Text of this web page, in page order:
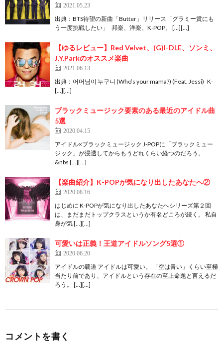
2021.05.23
出典：BTS待望の新曲「Butter」リリース「グラミー賞にも
う一度挑戦したい」 邦楽、洋楽、K-POP、 […][…]
【ゆるレビュー】Red Velvet、(G)I-DLE、ソンミ、
J.Y.Parkのオススメ楽曲
2021.06.13
出典：어머님이 누구니 (Who’s your mama?) (Feat. Jessi) K-
[…][…]
ブラックミュージック要素のある最近のアイドル曲
5選
2020.04.15
アイドル×ブラックミュージック J-POPに「ブラックミュー
ジック」が浸透してからもうどれくらい経つのだろう。
&nbs […][…]
【楽曲紹介】K-POPが気になり出したあなたへ②
2020.08.16
はじめに K-POPが気になり出したあなたへシリーズ第２回
は、まだまだトップクラスというか有名どころが続く。 私自
身が気 […][…]
可愛いは正義！王道アイドルソング5選①
2020.06.20
アイドルの覇道 アイドルは可愛い。 「空は青い」くらい至極
当たり前であり、アイドルという存在の至上命題と言えるだ
ろう。 […][…]
コメントを書く